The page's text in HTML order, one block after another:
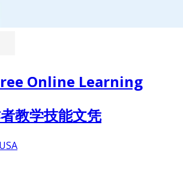
Online Learning
教学技能文凭